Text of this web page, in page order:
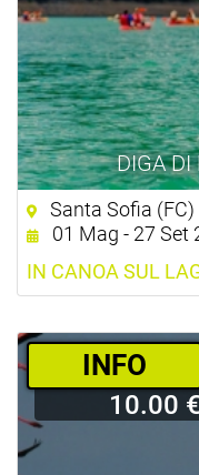
DIGA DI
Santa Sofia (FC)
01 Mag - 27 Set
IN CANOA SUL
­INFO
10.00 €